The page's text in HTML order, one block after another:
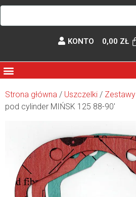
KONTO 0,00 ZŁ
Strona główna / Uszczelki / Zestawy
pod cylinder MIŃSK 125 88-90′